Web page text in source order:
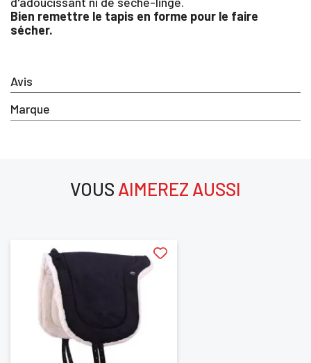
Avis
Marque
Bien remettre le tapis en forme pour le faire
sécher.
VOUS AIMEREZ AUSSI
votre liste d'envie
ANNULER CONNECTER